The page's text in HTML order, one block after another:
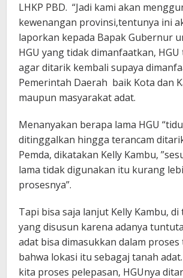
LHKP PBD. “Jadi kami akan
kewenangan provinsi,tentunya ini
laporkan kepada Bapak Gubernur
HGU yang tidak dimanfaatkan,
agar ditarik kembali supaya
Pemerintah Daerah baik Kota dan
maupun masyarakat adat.
Menanyakan berapa lama HGU
ditinggalkan hingga terancam
Pemda, dikatakan Kelly Kambu,
lama tidak digunakan itu kurang
prosesnya”.
Tapi bisa saja lanjut Kelly Kambu,
yang disusun karena adanya
adat bisa dimasukkan dalam
bahwa lokasi itu sebagaj tanah
kita proses pelepasan, HGUnya